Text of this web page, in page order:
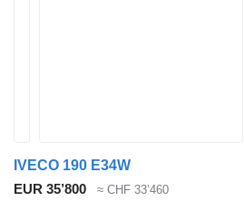
IVECO 190 E34W
EUR 35’800
≈ CHF 33’460